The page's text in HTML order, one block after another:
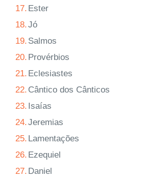
17. Ester
18.Jó
19. Salmos
20. Provérbios
21. Eclesiastes
22. Cântico dos Cânticos
23. Isaías
24.Jeremias
25. Lamentações
26. Ezequiel
27. Daniel